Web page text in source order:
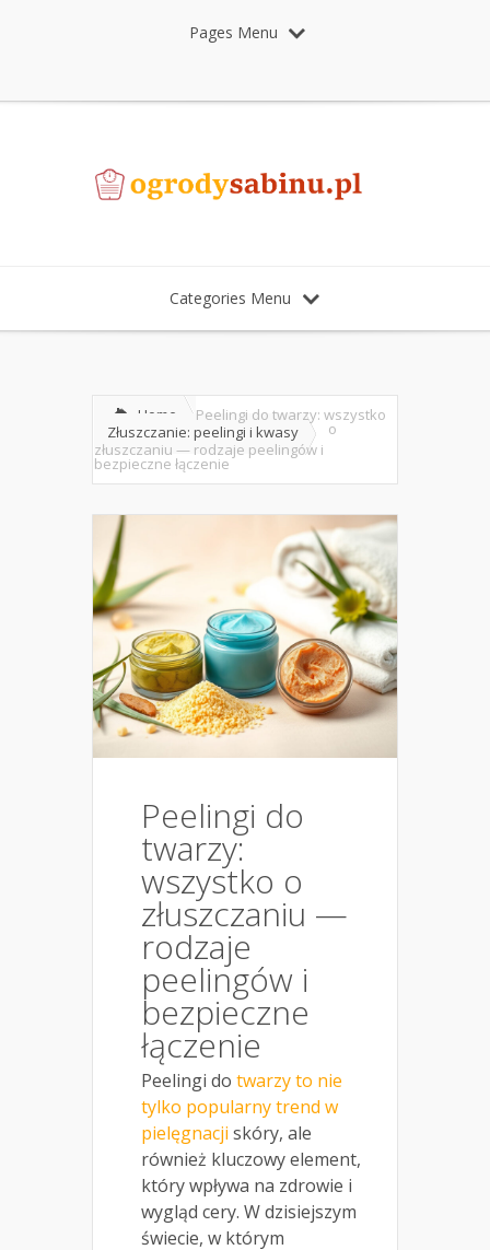
Pages Menu
Categories Menu
Home
Złuszczanie: peelingi i kwasy
Peelingi do twarzy: wszystko
o
złuszczaniu — rodzaje peelingów i
bezpieczne łączenie
Peelingi do
twarzy:
wszystko o
złuszczaniu —
rodzaje
peelingów i
bezpieczne
łączenie
Peelingi do twarzy to nie
tylko popularny trend w
pielęgnacji skóry, ale
również kluczowy element,
który wpływa na zdrowie i
wygląd cery. W dzisiejszym
świecie, w którym